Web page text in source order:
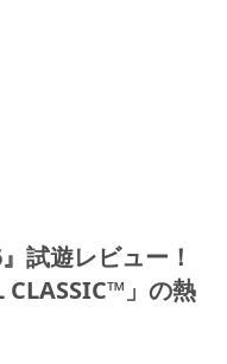
試遊レビュー！
CLASSIC™」の熱